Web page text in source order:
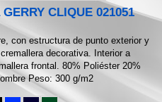
CLIQUE 021051
con estructura de punto exterior y
decorativa. Interior a
frontal. 80% Poliéster 20%
Peso: 300 g/m2